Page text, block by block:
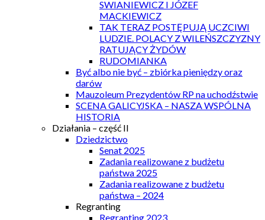
SWIANIEWICZ I JÓZEF
MACKIEWICZ
TAK TERAZ POSTĘPUJĄ UCZCIWI
LUDZIE. POLACY Z WILEŃSZCZYZNY
RATUJĄCY ŻYDÓW
RUDOMIANKA
Być albo nie być – zbiórka pieniędzy oraz
darów
Mauzoleum Prezydentów RP na uchodźstwie
SCENA GALICYJSKA – NASZA WSPÓLNA
HISTORIA
Działania – część II
Dziedzictwo
Senat 2025
Zadania realizowane z budżetu
państwa 2025
Zadania realizowane z budżetu
państwa – 2024
Regranting
Regranting 2023